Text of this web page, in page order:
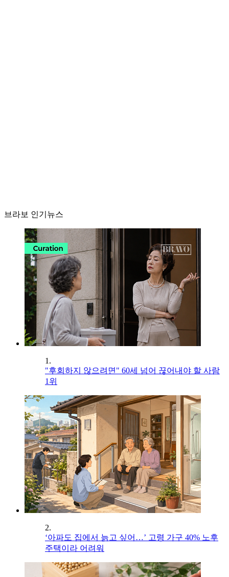
브라보 인기뉴스
1.
"후회하지 않으려면" 60세 넘어 끊어내야 할 사람
1위
2.
‘아파도 집에서 늙고 싶어…’ 고령 가구 40% 노후
주택이라 어려워